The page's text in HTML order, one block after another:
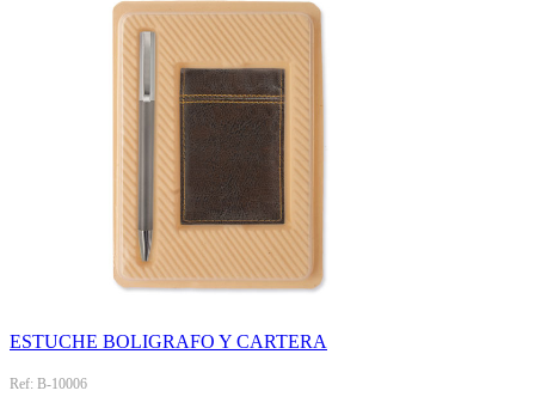
ESTUCHE BOLIGRAFO Y CARTERA
Ref: B-10006